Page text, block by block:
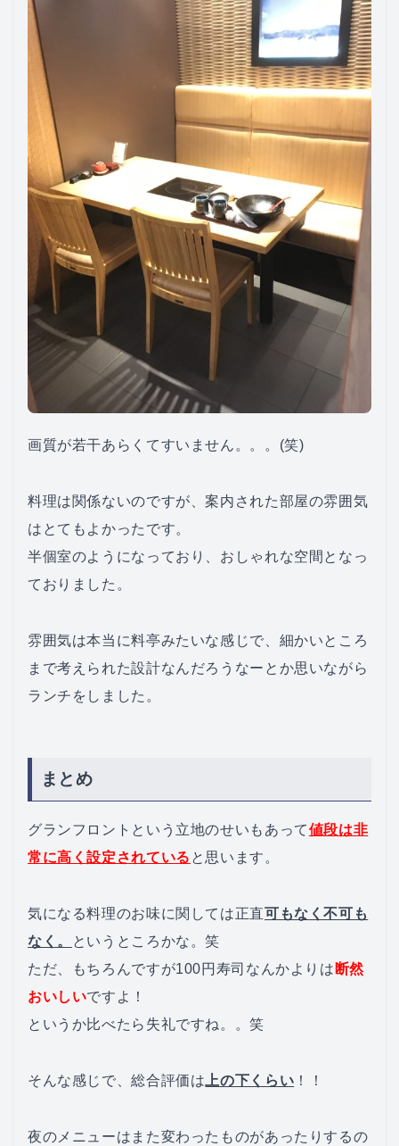
画質が若干あらくてすいません。。。(笑)
料理は関係ないのですが、案内された部屋の雰囲気
はとてもよかったです。
半個室のようになっており、おしゃれな空間となっ
ておりました。
雰囲気は本当に料亭みたいな感じで、細かいところ
まで考えられた設計なんだろうなーとか思いながら
ランチをしました。
まとめ
グランフロントという立地のせいもあって値段は非
常に高く設定されている と思います。
気になる料理のお味に関しては正直 可もなく不可も
なく。
というところかな。笑
ただ、もちろんですが100円寿司なんかよりは 断然
おいしいですよ！
というか比べたら失礼ですね。。笑
そんな感じで、総合評価は上の下くらい ！！
夜のメニューはまた変わったものがあったりするの